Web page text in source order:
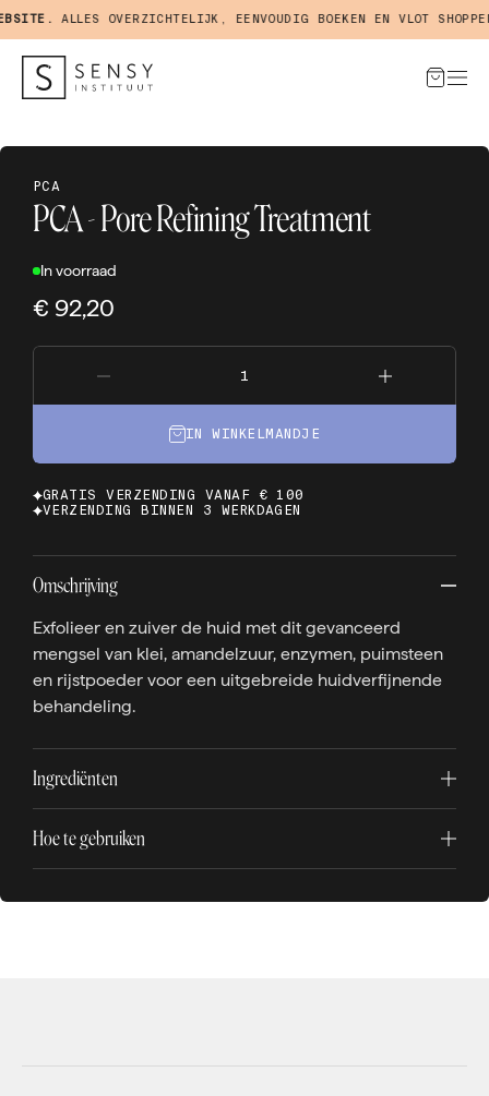
ALLES OVERZICHTELIJK, EENVOUDIG BOEKEN EN VLOT SHOPPEN
PCA
PCA - Pore Refining Treatment
In voorraad
€ 92,20
IN WINKELMANDJE
GRATIS VERZENDING VANAF € 100
VERZENDING BINNEN 3 WERKDAGEN
Omschrijving
Exfolieer en zuiver de huid met dit gevanceerd
mengsel van klei, amandelzuur, enzymen, puimsteen
en rijstpoeder voor een uitgebreide huidverfijnende
behandeling.
Ingrediënten
Hoe te gebruiken